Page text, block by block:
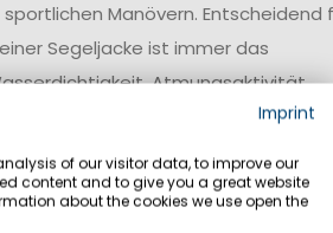
Manövern. Entscheidend
Segeljacke ist immer das
Atmungsaktivität,
den jeweiligen EinsatzbereichImprint
of our visitor data, to improve our
content and to give you a great website
about the cookies we use open the